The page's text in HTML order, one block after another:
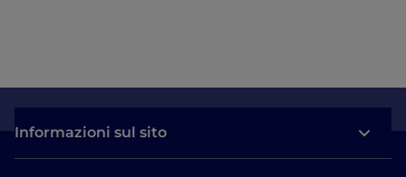
Informazioni sul sito